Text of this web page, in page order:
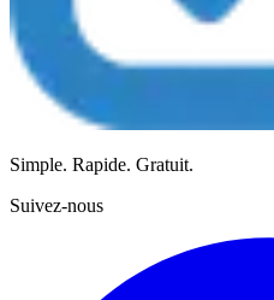
Simple. Rapide. Gratuit.
Suivez-nous